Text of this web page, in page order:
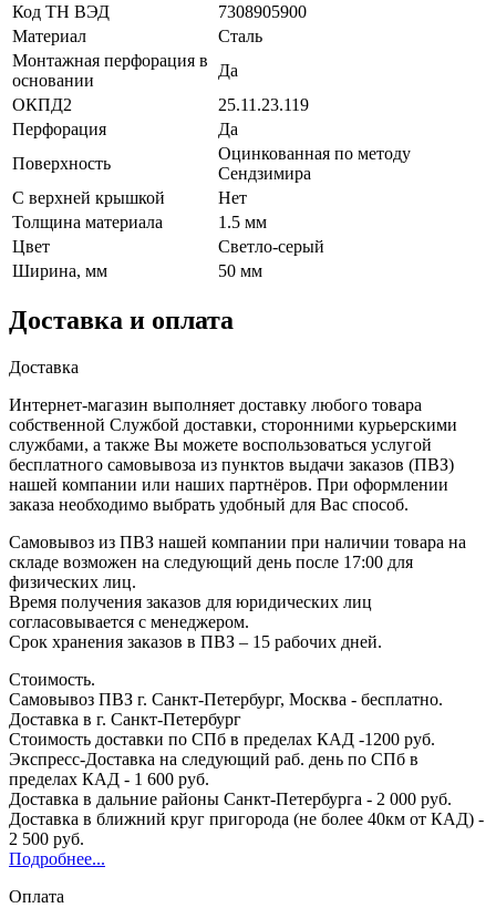
Код ТН ВЭД
7308905900
Материал
Сталь
Монтажная перфорация в
основании
Да
ОКПД2
25.11.23.119
Перфорация
Да
Поверхность
Оцинкованная по методу
Сендзимира
С верхней крышкой
Нет
Толщина материала
1.5 мм
Цвет
Светло-серый
Ширина, мм
50 мм
Доставка и оплата
Доставка
Интернет-магазин выполняет доставку любого товара
собственной Службой доставки, сторонними курьерскими
службами, а также Вы можете воспользоваться услугой
бесплатного самовывоза из пунктов выдачи заказов (ПВЗ)
нашей компании или наших партнёров. При оформлении
заказа необходимо выбрать удобный для Вас способ.
Самовывоз из ПВЗ нашей компании при наличии товара на
складе возможен на следующий день после 17:00 для
физических лиц.
Время получения заказов для юридических лиц
согласовывается с менеджером.
Срок хранения заказов в ПВЗ – 15 рабочих дней.
Стоимость.
Самовывоз ПВЗ г. Санкт-Петербург, Москва - бесплатно.
Доставка в г. Санкт-Петербург
Стоимость доставки по СПб в пределах КАД -1200 руб.
Экспресс-Доставка на следующий раб. день по СПб в
пределах КАД - 1 600 руб.
Доставка в дальние районы Санкт-Петербурга - 2 000 руб.
Доставка в ближний круг пригорода (не более 40км от КАД) -
2 500 руб.
Подробнее...
Оплата